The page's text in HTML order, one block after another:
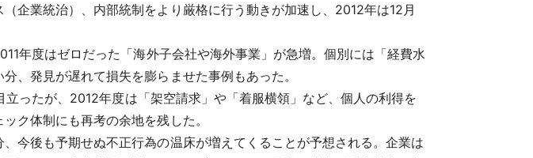
企業統治）、内部統制をより厳格に行う動きが加速し、2012年は12月
年度はゼロだった「海外子会社や海外事業」が急増。個別には「経費水
、発見が遅れて損失を膨らませた事例もあった。
ったが、2012年度は「架空請求」や「着服横領」など、個人の利得を
ク体制にも再考の余地を残した。
今後も予期せぬ不正行為の温床が増えてくることが予想される。企業は